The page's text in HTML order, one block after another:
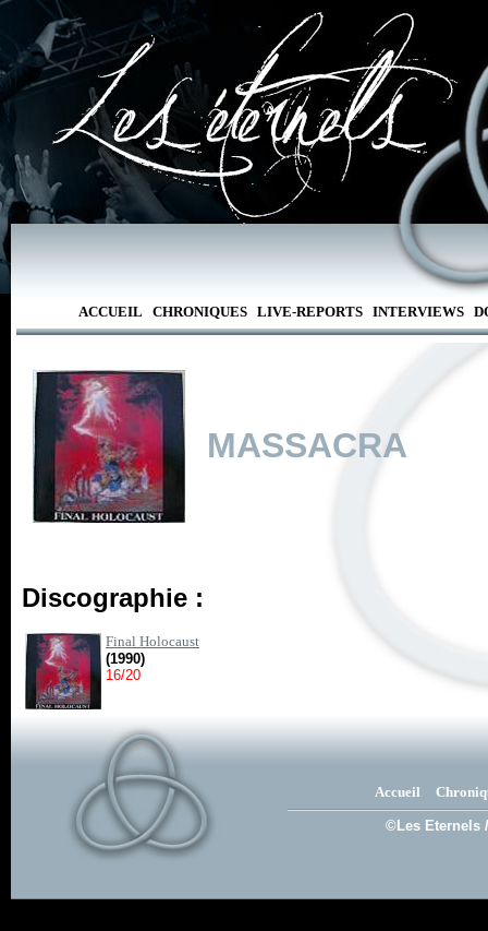
ACCUEIL CHRONIQUES LIVE-REPORTS INTERVIEWS
MASSACRA
Discographie :
Final Holocaust
(1990)
16/20
Accueil
©Les Eternels